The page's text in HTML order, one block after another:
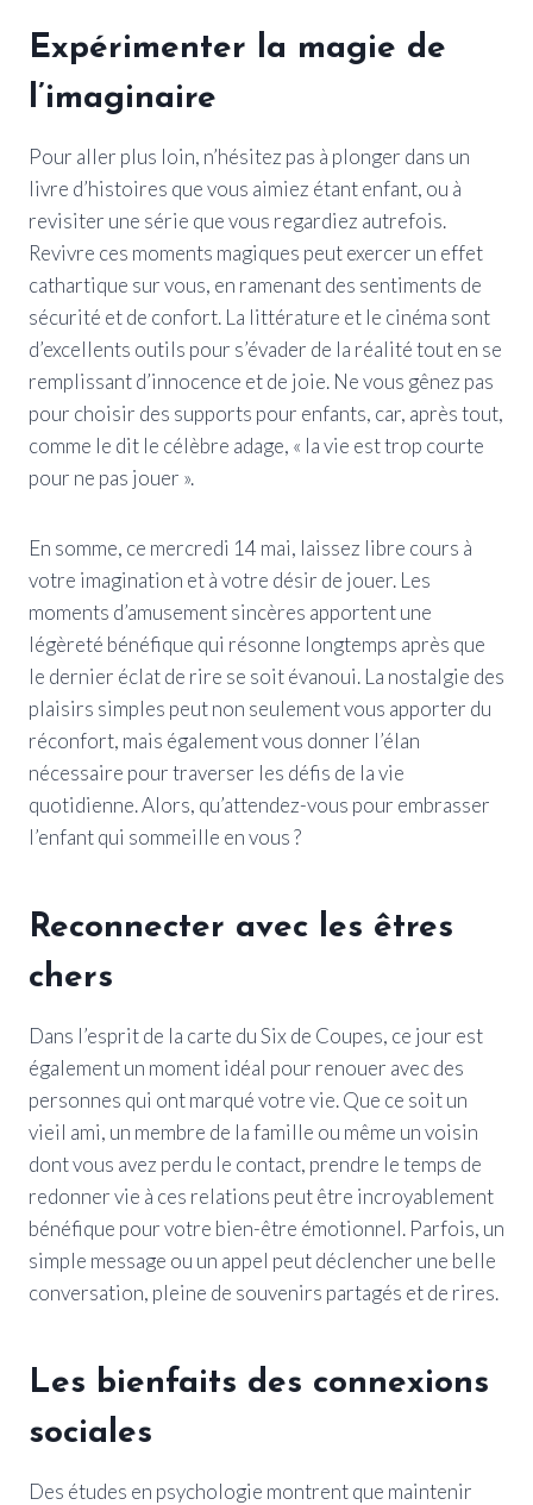
Expérimenter la magie de
l’imaginaire
Pour aller plus loin, n’hésitez pas à plonger dans un
livre d’histoires que vous aimiez étant enfant, ou à
revisiter une série que vous regardiez autrefois.
Revivre ces moments magiques peut exercer un effet
cathartique sur vous, en ramenant des sentiments de
sécurité et de confort. La littérature et le cinéma sont
d’excellents outils pour s’évader de la réalité tout en se
remplissant d’innocence et de joie. Ne vous gênez pas
pour choisir des supports pour enfants, car, après tout,
comme le dit le célèbre adage, « la vie est trop courte
pour ne pas jouer ».
En somme, ce mercredi 14 mai, laissez libre cours à
votre imagination et à votre désir de jouer. Les
moments d’amusement sincères apportent une
légèreté bénéfique qui résonne longtemps après que
le dernier éclat de rire se soit évanoui. La nostalgie des
plaisirs simples peut non seulement vous apporter du
réconfort, mais également vous donner l’élan
nécessaire pour traverser les défis de la vie
quotidienne. Alors, qu’attendez-vous pour embrasser
l’enfant qui sommeille en vous ?
Reconnecter avec les êtres
chers
Dans l’esprit de la carte du Six de Coupes, ce jour est
également un moment idéal pour renouer avec des
personnes qui ont marqué votre vie. Que ce soit un
vieil ami, un membre de la famille ou même un voisin
dont vous avez perdu le contact, prendre le temps de
redonner vie à ces relations peut être incroyablement
bénéfique pour votre bien-être émotionnel. Parfois, un
simple message ou un appel peut déclencher une belle
conversation, pleine de souvenirs partagés et de rires.
Les bienfaits des connexions
sociales
Des études en psychologie montrent que maintenir